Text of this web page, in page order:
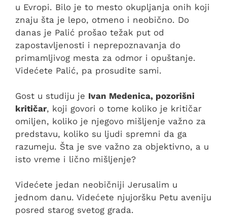
u Evropi. Bilo je to mesto okupljanja onih koji
znaju šta je lepo, otmeno i neobično. Do
danas je Palić prošao težak put od
zapostavljenosti i neprepoznavanja do
primamljivog mesta za odmor i opuštanje.
Videćete Palić, pa prosudite sami.
Gost u studiju je Ivan Medenica, pozorišni
kritičar, koji govori o tome koliko je kritičar
omiljen, koliko je njegovo mišljenje važno za
predstavu, koliko su ljudi spremni da ga
razumeju. Šta je sve važno za objektivno, a u
isto vreme i lično mišljenje?
Videćete jedan neobičniji Jerusalim u
jednom danu. Videćete njujoršku Petu aveniju
posred starog svetog grada.